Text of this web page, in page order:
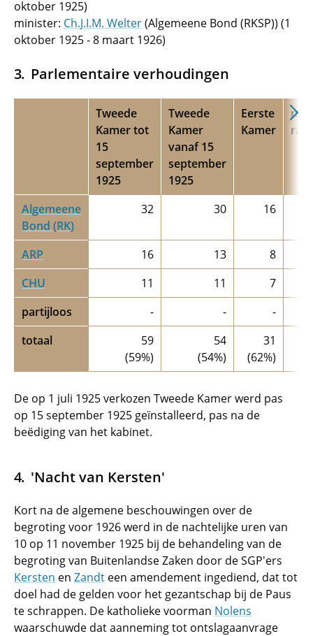
oktober 1925)
minister: Ch.J.I.M. Welter(Algemeene Bond (RKSP)) (1
oktober 1925 - 8 maart 1926)
Parlementaire verhoudingen
Tweede
Kamer tot
15
september
1925
Tweede
Kamer
vanaf 15
september
1925
Eerste
Kamer
Algemeene
Bond (RK)
32 30 16
ARP 16 13
8
CHU
11 11
7
partijloos
- -
-
totaal
59
(59%)
54
(54%)
31
(62%)
De op 1 juli 1925 verkozen Tweede Kamer werd pas
op 15 september 1925 geïnstalleerd, pas na de
beëdiging van het kabinet.
'Nacht van Kersten'
Kort na de algemene beschouwingen over de
begroting voor 1926 werd in de nachtelijke uren van
10 op 11 november 1925 bij de behandeling van de
begroting van Buitenlandse Zaken door de SGP'ers
Kersten en Zandt een amendement ingediend, dat tot
doel had de gelden voor het gezantschap bij de Paus
te schrappen. De katholieke voorman Nolens
waarschuwde dat aanneming tot ontslagaanvrage